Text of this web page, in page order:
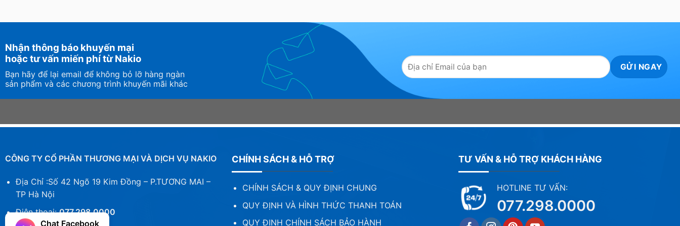
Nhận thông báo khuyến mại
hoặc tư vấn miến phí từ Nakio
Bạn hãy để lại email để không bỏ lỡ hàng ngàn
sản phẩm và các chương trình khuyến mãi khác
CÔNG TY CỔ PHẦN THƯƠNG MẠI VÀ DỊCH VỤ NAKIO
Địa Chỉ :Số 42 Ngõ 19 Kim Đồng – P.TƯƠNG MAI –
TP Hà Nội
Điện thoại:077.298.0000
CHÍNH SÁCH & HỖ TRỢ
CHÍNH SÁCH & QUY ĐỊNH CHUNG
QUY ĐỊNH VÀ HÌNH THỨC THANH TOÁN
QUY ĐỊNH CHÍNH SÁCH BẢO HÀNH
TƯ VẤN & HỖ TRỢ KHÁCH HÀNG
HOTLINE TƯ VẤN:
077.298.0000
Chat Facebook